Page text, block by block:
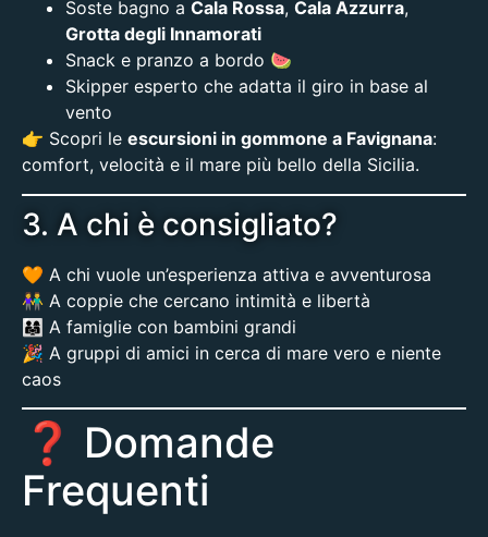
Soste bagno a Cala Rossa, Cala Azzurra,
Grotta degli Innamorati
Snack e pranzo a bordo 🍉
Skipper esperto che adatta il giro in base al
vento
👉 Scopri le escursioni in gommone a Favignana:
comfort, velocità e il mare più bello della Sicilia.
3. A chi è consigliato?
🧡 A chi vuole un’esperienza attiva e avventurosa
👫 A coppie che cercano intimità e libertà
👨‍👩‍👧 A famiglie con bambini grandi
🎉 A gruppi di amici in cerca di mare vero e niente
caos
❓ Domande
Frequenti